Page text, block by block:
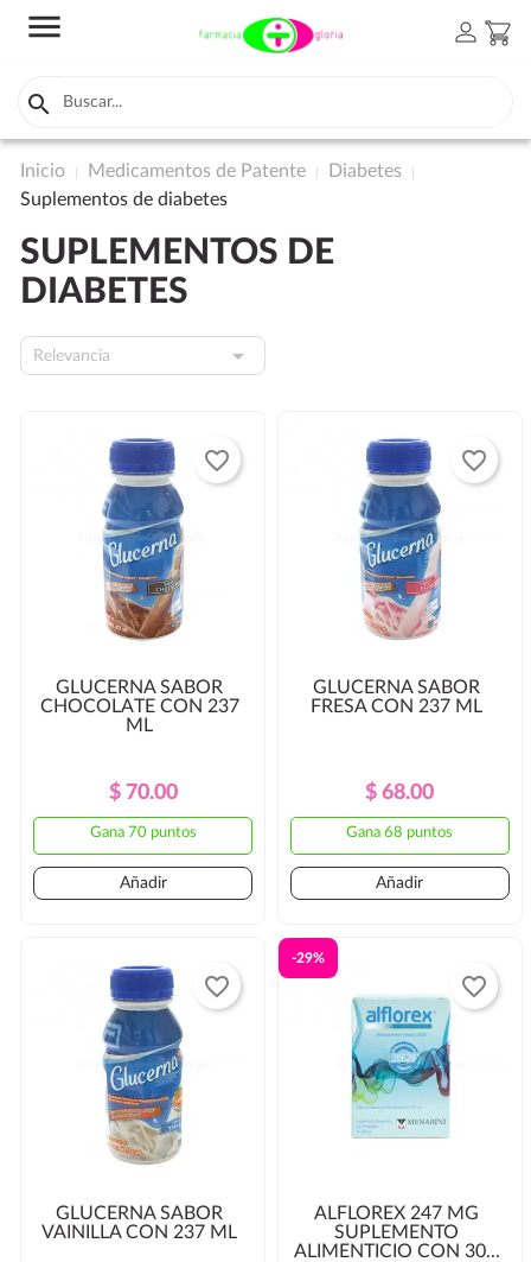
menu person shopping_cart

Inicio Medicamentos de Patente
Diabetes
Suplementos de diabetes
SUPLEMENTOS DE
DIABETES
Relevancia 
GLUCERNA SABOR
CHOCOLATE CON 237
ML
Precio
Regular
Precio
$ 70.00
Gana 70 puntos
Añadir
favorite_border
GLUCERNA SABOR
FRESA CON 237 ML
Precio
Regular
Precio
$ 68.00
Gana 68 puntos
Añadir
favorite_border
GLUCERNA SABOR
VAINILLA CON 237 ML
favorite_border
ALFLOREX 247 MG
SUPLEMENTO
ALIMENTICIO CON 30...
-29%
favorite_border